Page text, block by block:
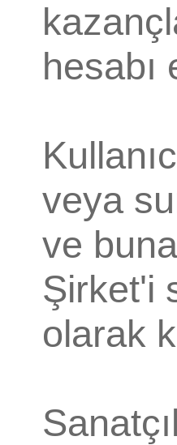
hesabı
veya
ve
Şirket'i
olarak